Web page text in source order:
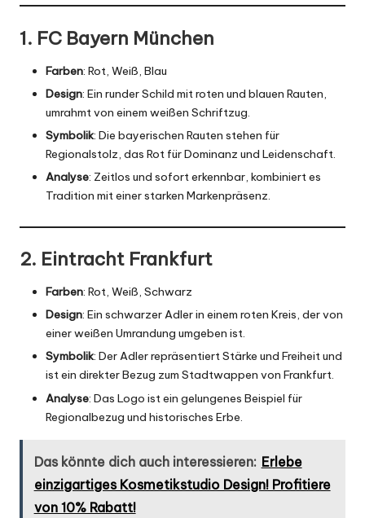
1. FC Bayern München
Farben: Rot, Weiß, Blau
Design: Ein runder Schild mit roten und blauen Rauten,
umrahmt von einem weißen Schriftzug.
Symbolik: Die bayerischen Rauten stehen für
Regionalstolz, das Rot für Dominanz und Leidenschaft.
Analyse: Zeitlos und sofort erkennbar, kombiniert es
Tradition mit einer starken Markenpräsenz.
2. Eintracht Frankfurt
Farben: Rot, Weiß, Schwarz
Design: Ein schwarzer Adler in einem roten Kreis, der von
einer weißen Umrandung umgeben ist.
Symbolik: Der Adler repräsentiert Stärke und Freiheit und
ist ein direkter Bezug zum Stadtwappen von Frankfurt.
Analyse: Das Logo ist ein gelungenes Beispiel für
Regionalbezug und historisches Erbe.
Das könnte dich auch interessieren: Erlebe
einzigartiges Kosmetikstudio Design! Profitiere
von 10% Rabatt!